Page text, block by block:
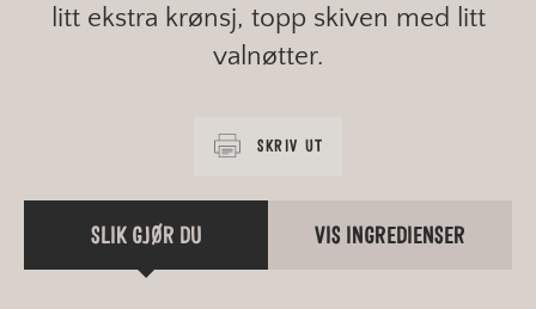
litt ekstra krønsj, topp skiven med litt
valnøtter.
SKRIV UT
SLIK GJØR DU VIS INGREDIENSER